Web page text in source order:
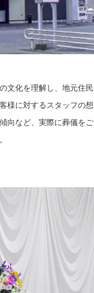
文化を理解し、地元住民
様に対するスタッフの想
向など、実際に葬儀をご